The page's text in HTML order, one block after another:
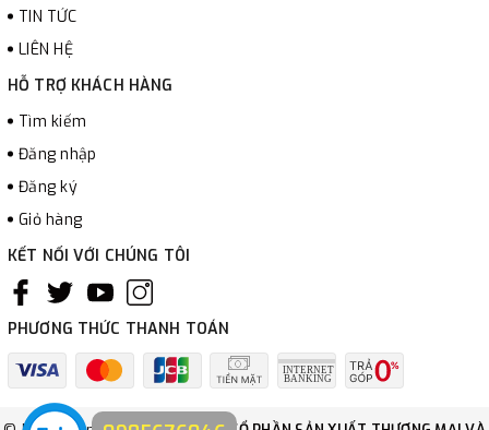
TIN TỨC
LIÊN HỆ
HỖ TRỢ KHÁCH HÀNG
Tìm kiếm
Đăng nhập
Đăng ký
Giỏ hàng
KẾT NỐI VỚI CHÚNG TÔI
PHƯƠNG THỨC THANH TOÁN